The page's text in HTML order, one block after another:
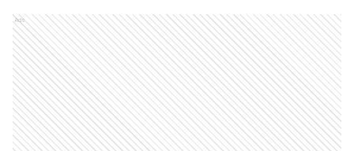
Ads